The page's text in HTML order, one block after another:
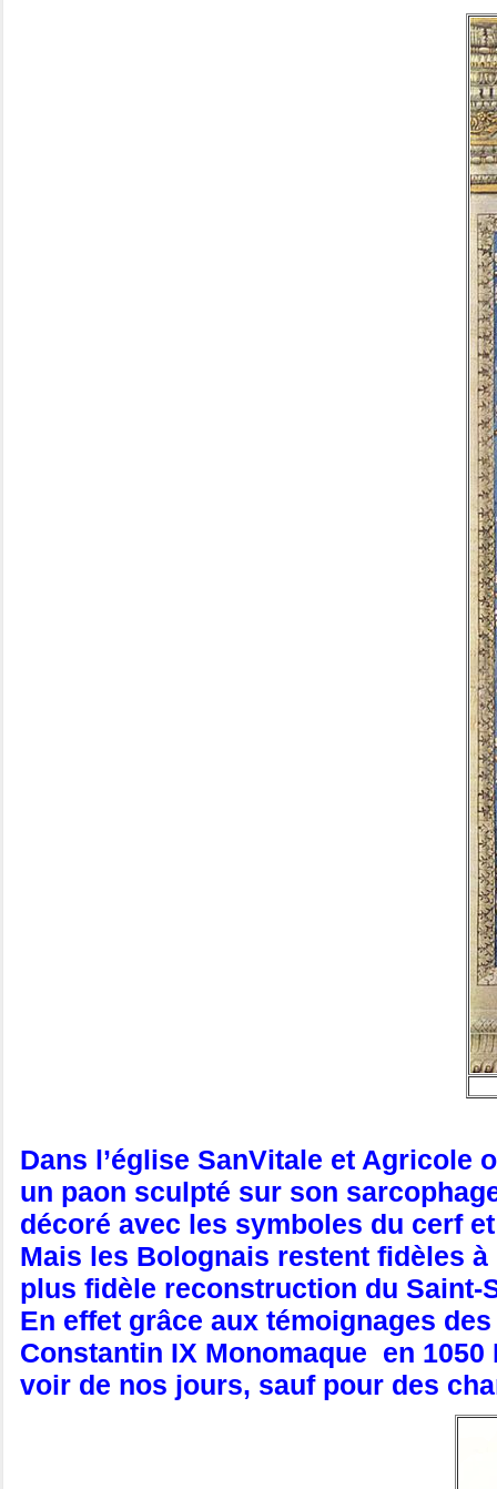
Dans l’église SanVitale et
un paon sculpté sur son
décoré avec les symboles du cerf
Mais les Bolognais restent fidèles
plus fidèle reconstruction du Saint-
En effet grâce aux témoignages
Constantin IX Monomaque en
voir de nos jours, sauf pour des